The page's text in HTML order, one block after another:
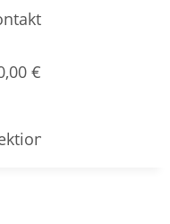
€
& Hygiene